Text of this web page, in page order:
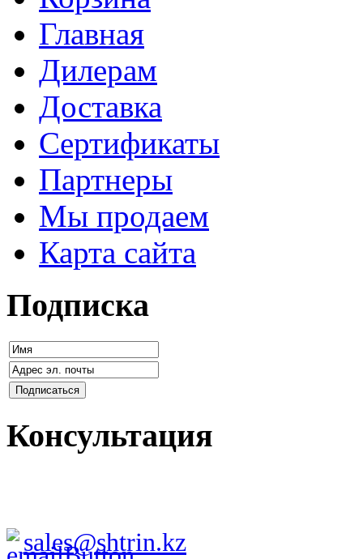
Главная
Дилерам
Доставка
Сертификаты
Партнеры
Мы продаем
Карта сайта
Подписка
Консультация
sales@shtrin.kz